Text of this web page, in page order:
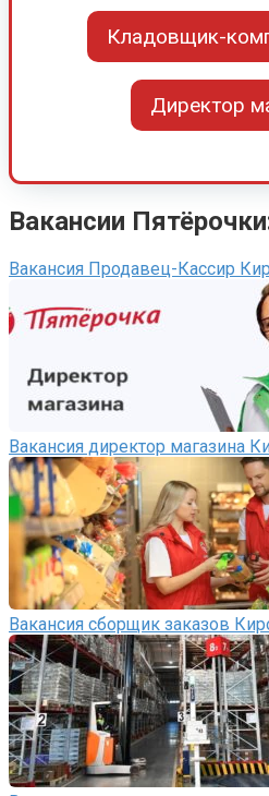
Кладовщик-
Директор
Вакансии
Вакансия Продавец-Кассир
Вакансия директор магазина
Вакансия сборщик заказов